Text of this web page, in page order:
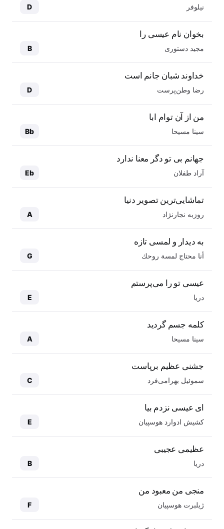
نیلوفر D
بخوان نام عیسی را
مجید دستوری B
خداوند شبان جانم است
رضا وطن‌پرست D
من از آن توام ابا
سینا مسیحا Bb
جهانم بی تو دگر معنا ندارد
آراد طفلان Eb
تماشایی‌ترین تصویر دنیا
روزبه نجارنژاد A
به دیدار و لمسی تازه
أنا محتاج لمسة روحك G
عیسی تو را می‌پرستم
دریا E
کلمه جسم گردید
سینا مسیحا A
جشنی عظیم برپاست
سموئیل بهرامی‌فرد C
ای عیسی نزدم بیا
کشیش ادوارد هوسپیان E
عظیمی عجیبی
دریا B
منجی من معبود من
ژیلبرت هوسپیان F